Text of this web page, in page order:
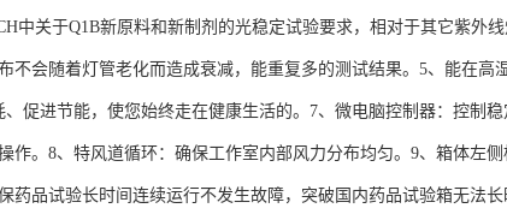
中关于Q1B新原料和新制剂的光稳定试验要求，相对于其它紫外
不会随着灯管老化而造成衰减，能重复多的测试结果。5、能在高
促进节能，使您始终走在健康生活的。7、微电脑控制器：控制
作。8、特风道循环：确保工作室内部风力分布均匀。9、箱体左侧
药品试验长时间连续运行不发生故障，突破国内药品试验箱无法